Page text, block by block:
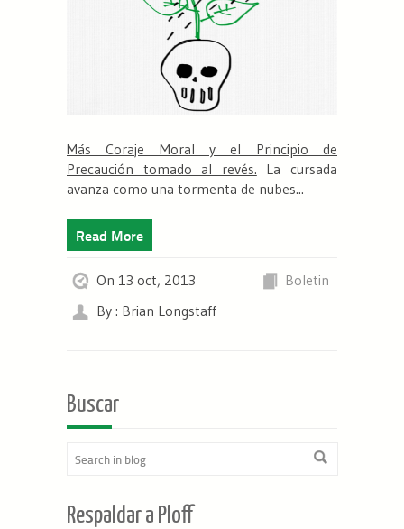
Más Coraje Moral y el Principio de
Precaución tomado al revés. La cursada
avanza como una tormenta de nubes...
Read More
On 13 oct, 2013
Boletin
By : Brian Longstaff
Buscar
Respaldar a Ploff